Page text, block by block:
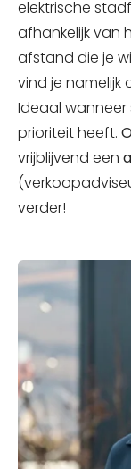
elektrische
afhankelijk van
afstand die je
vind je namelijk
Ideaal
prioriteit heeft.
vrijblijvend een
verder!